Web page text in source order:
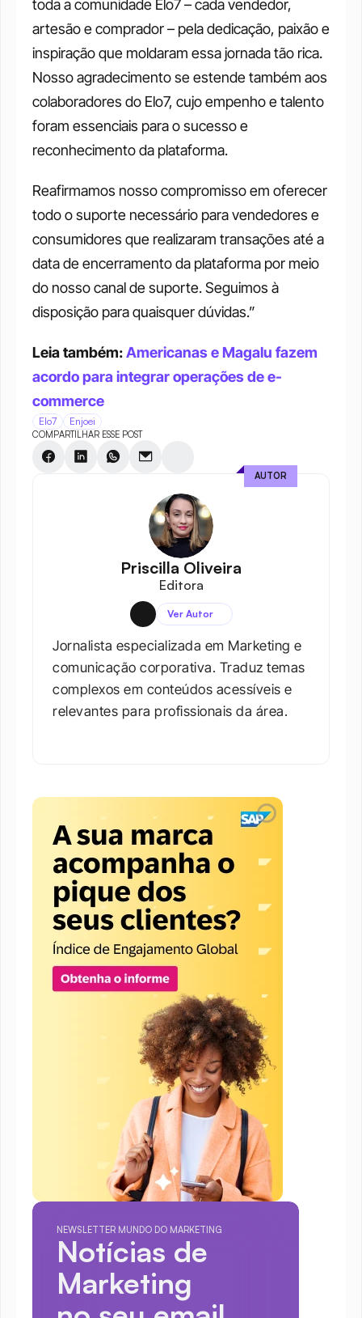
toda a comunidade Elo7 – cada vendedor,
artesão e comprador – pela dedicação, paixão e
inspiração que moldaram essa jornada tão rica.
Nosso agradecimento se estende também aos
colaboradores do Elo7, cujo empenho e talento
foram essenciais para o sucesso e
reconhecimento da plataforma.
Reafirmamos nosso compromisso em oferecer
todo o suporte necessário para vendedores e
consumidores que realizaram transações até a
data de encerramento da plataforma por meio
do nosso canal de suporte. Seguimos à
disposição para quaisquer dúvidas.”
Leia também: Americanas e Magalu fazem
acordo para integrar operações de e-
commerce
Elo7 Enjoei
COMPARTILHAR ESSE POST
Priscilla Oliveira
Editora
Ver Autor
Jornalista especializada em Marketing e
comunicação corporativa. Traduz temas
complexos em conteúdos acessíveis e
relevantes para profissionais da área.​
AUTOR
NEWSLETTER MUNDO DO MARKETING
Notícias de
Marketing